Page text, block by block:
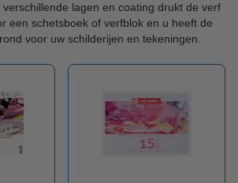
lagen en coating drukt de verf
een schetsboek of verfblok en u heeft de
voor uw schilderijen en tekeningen.